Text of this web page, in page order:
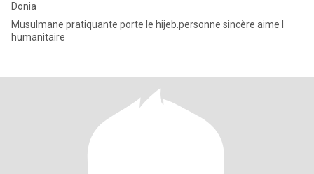
Donia
Musulmane pratiquante porte le hijeb.personne sincère aime l
humanitaire